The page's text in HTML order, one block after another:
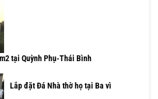
tại Quỳnh Phụ-Thái Bình
Lắp đặt Đá Nhà thờ họ tại Ba vì